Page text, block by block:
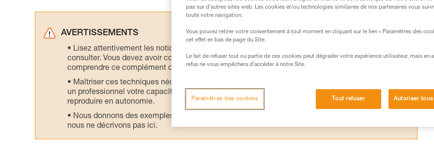
AVERTISSEMENTS
Lisez attentivement les notices techniques des produits utilisés dans ce conseil avant de le
consulter. Vous devez avoir compris les informations de la notice technique pour pouvoir
comprendre ce complément d’informations.
Maîtriser ces techniques nécessite une formation et un entraînement spécifique. Validez avec
un professionnel votre capacité à refaire la manipulation, seul, en toute sécurité, avant de la
reproduire en autonomie.
Nous donnons des exemples de techniques liées à votre activité. Il peut en exister d’autres que
nous ne décrivons pas ici.
pas sur d’autres sites web. Les cookies et/ou technologies similaires de nos partenaires vous
toute votre navigation.
Vous pouvez retirer votre consentement à tout moment en cliquant sur le lien « Paramètres des
cet effet en bas de page du Site.
Le fait de refuser tout ou partie de ces cookies peut dégrader votre expérience utilisateur, mais en
refus ne vous empêchera d’accéder à notre Site.
Tout refuser Autoriser
Paramètres des cookies